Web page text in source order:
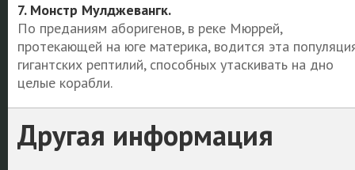
7. Монстр Мулджевангк.
По преданиям аборигенов, в реке Мюррей,
протекающей на юге материка, водится эта
гигантских рептилий, способных утаскивать на дно
целые корабли.
Другая информация